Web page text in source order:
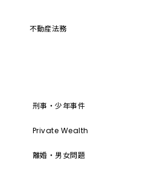
不動産法務
刑事・少年事件
Private Wealth
離婚・男女問題